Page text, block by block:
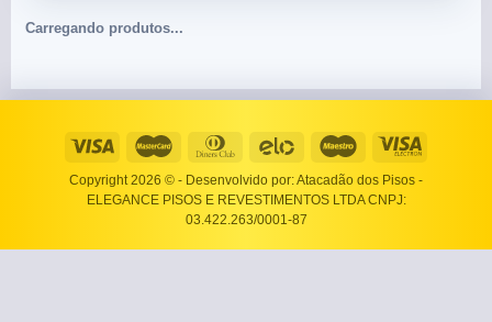
Carregando produtos...
Copyright 2026 © - Desenvolvido por: Atacadão dos Pisos -
ELEGANCE PISOS E REVESTIMENTOS LTDA CNPJ:
03.422.263/0001-87